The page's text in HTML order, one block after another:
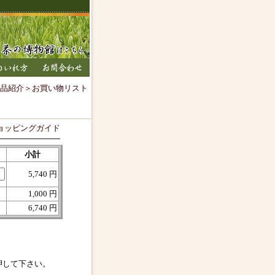
紹介 ＞お買い物リスト
ッピングガイド
小計
5,740 円
1,000 円
6,740 円
て下さい。